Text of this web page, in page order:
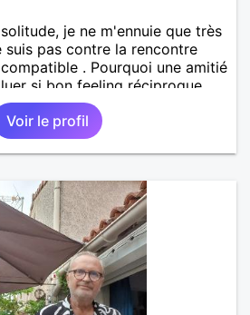
je ne m'ennuie que très
suis pas contre la rencontre
. Pourquoi une amitié
si bon feeling réciproque...
car je ne souhaite pas
toit.
Voir le profil